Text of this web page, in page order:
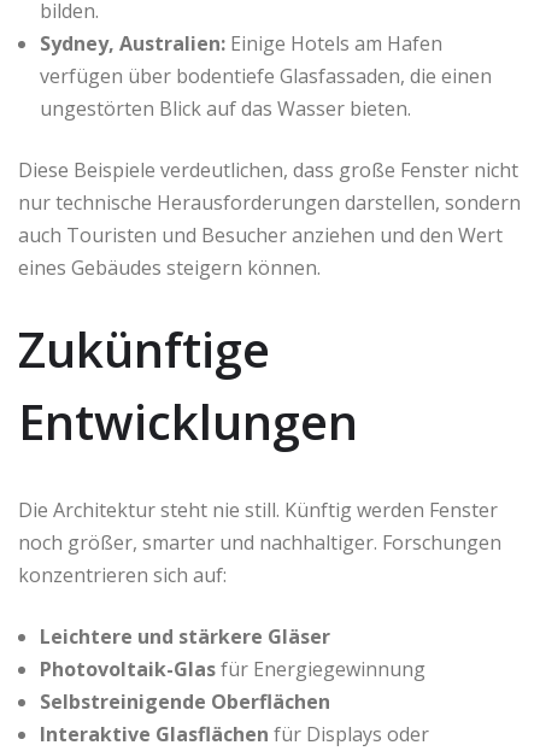
bilden.
Sydney, Australien: Einige Hotels am Hafen
verfügen über bodentiefe Glasfassaden, die einen
ungestörten Blick auf das Wasser bieten.
Diese Beispiele verdeutlichen, dass große Fenster nicht
nur technische Herausforderungen darstellen, sondern
auch Touristen und Besucher anziehen und den Wert
eines Gebäudes steigern können.
Zukünftige
Entwicklungen
Die Architektur steht nie still. Künftig werden Fenster
noch größer, smarter und nachhaltiger. Forschungen
konzentrieren sich auf:
Leichtere und stärkere Gläser
Photovoltaik-Glasfür Energiegewinnung
Selbstreinigende Oberflächen
Interaktive Glasflächen für Displays oder